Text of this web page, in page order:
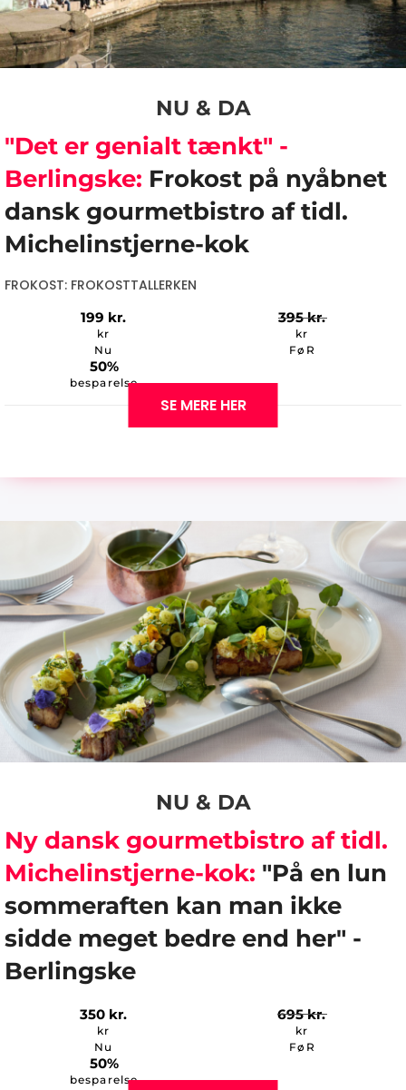
NU & DA
"Det er genialt tænkt" -
Berlingske: Frokost på nyåbnet
dansk gourmetbistro af tidl.
Michelinstjerne-kok
FROKOST: FROKOSTTALLERKEN
199 kr.
kr
Nu
395kr.
kr
FøR
50%
besparelse
SE MERE HER
NU & DA
Ny dansk gourmetbistro af tidl.
Michelinstjerne-kok: "På en lun
sommeraften kan man ikke
sidde meget bedre end her" -
Berlingske
350 kr.
kr
Nu
695kr.
kr
FøR
50%
besparelse